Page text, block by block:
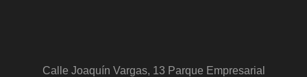
Calle Joaquín Vargas, 13 Parque Empresarial